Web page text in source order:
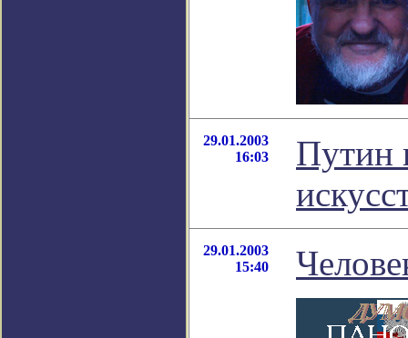
29.01.2003
16:03
Путин
29.01.2003
15:40